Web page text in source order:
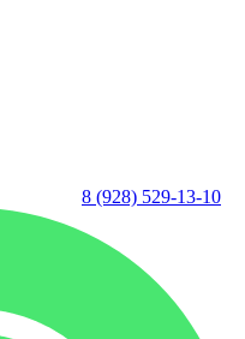
8 (928) 529-13-10